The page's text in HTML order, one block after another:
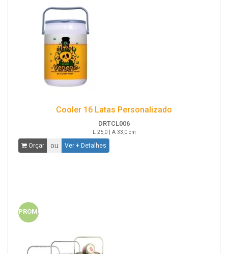
Cooler 16 Latas Personalizado
DRTCL006
L 25,0 | A 33,0 cm
Orçar ou Ver + Detalhes
PROMO